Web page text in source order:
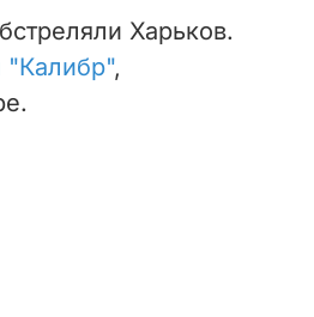
Харьков.
"Калибр",